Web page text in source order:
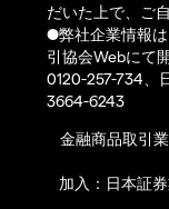
だいた上で、ご
●弊社企業情報
引協会Webにて
0120-257-734、
3664-6243
金融商品取引
加入：日本証